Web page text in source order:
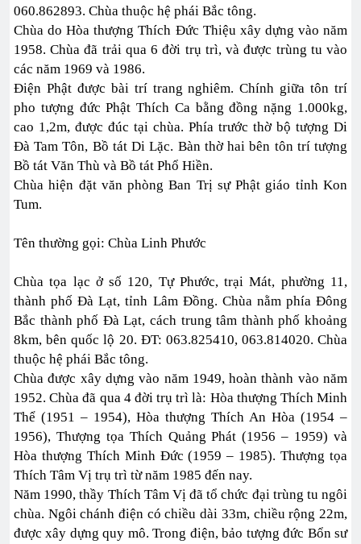
060.862893. Chùa thuộc hệ phái Bắc tông.
Chùa do Hòa thượng Thích Đức Thiệu xây dựng vào năm
1958. Chùa đã trải qua 6 đời trụ trì, và được trùng tu vào
các năm 1969 và 1986.
Điện Phật được bài trí trang nghiêm. Chính giữa tôn trí
pho tượng đức Phật Thích Ca bằng đồng nặng 1.000kg,
cao 1,2m, được đúc tại chùa. Phía trước thờ bộ tượng Di
Đà Tam Tôn, Bồ tát Di Lặc. Bàn thờ hai bên tôn trí tượng
Bồ tát Văn Thù và Bồ tát Phổ Hiền.
Chùa hiện đặt văn phòng Ban Trị sự Phật giáo tỉnh Kon
Tum.
Tên thường gọi: Chùa Linh Phước
Chùa tọa lạc ở số 120, Tự Phước, trại Mát, phường 11,
thành phố Đà Lạt, tỉnh Lâm Đồng. Chùa nằm phía Đông
Bắc thành phố Đà Lạt, cách trung tâm thành phố khoảng
8km, bên quốc lộ 20. ĐT: 063.825410, 063.814020. Chùa
thuộc hệ phái Bắc tông.
Chùa được xây dựng vào năm 1949, hoàn thành vào năm
1952. Chùa đã qua 4 đời trụ trì là: Hòa thượng Thích Minh
Thể (1951 – 1954), Hòa thượng Thích An Hòa (1954 –
1956), Thượng tọa Thích Quảng Phát (1956 – 1959) và
Hòa thượng Thích Minh Đức (1959 – 1985). Thượng tọa
Thích Tâm Vị trụ trì từ năm 1985 đến nay.
Năm 1990, thầy Thích Tâm Vị đã tổ chức đại trùng tu ngôi
chùa. Ngôi chánh điện có chiều dài 33m, chiều rộng 22m,
được xây dựng quy mô. Trong điện, bảo tượng đức Bổn sư